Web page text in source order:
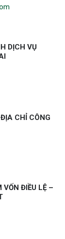
DỊCH VỤ
CHỈ CÔNG
VỐN ĐIỀU LỆ –